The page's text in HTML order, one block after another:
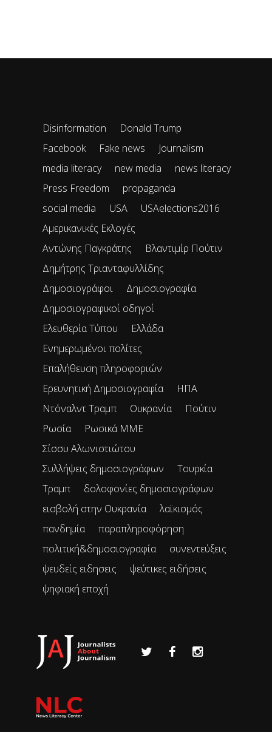
Disinformation
Donald Trump
Facebook
Fake news
Journalism
media literacy
new media
news literacy
Press Freedom
propaganda
social media
USA
USAelections2016
Αμερικανικές Εκλογές
Αντώνης Παγκράτης
Βλαντιμίρ Πούτιν
Δημήτρης Τριανταφυλλίδης
Δημοσιογράφοι
Δημοσιογραφία
Δημοσιογραφικοί οδηγοί
Ελευθερία Τύπου
Ελλάδα
Ενημερωμένοι πολίτες
Επαλήθευση πληροφοριών
Ερευνητική Δημοσιογραφία
ΗΠΑ
Ντόναλντ Τραμπ
Ουκρανία
Πούτιν
Ρωσία
Ρωσικά ΜΜΕ
Σίσσυ Αλωνιστιώτου
Συλλήψεις δημοσιογράφων
Τουρκία
Τραμπ
δολοφονίες δημοσιογράφων
εισβολή στην Ουκρανία
λαϊκισμός
πανδημία
παραπληροφόρηση
πολιτική&δημοσιογραφία
συνεντεύξεις
ψευδείς ειδησεις
ψεύτικες ειδήσεις
ψηφιακή εποχή